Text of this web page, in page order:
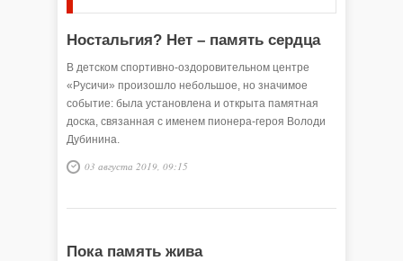
Ностальгия? Нет – память сердца
В детском спортивно-оздоровительном центре
«Русичи» произошло небольшое, но значимое
событие: была установлена и открыта памятная
доска, связанная с именем пионера-героя Володи
Дубинина.
03 августа 2019, 09:15
Пока память жива